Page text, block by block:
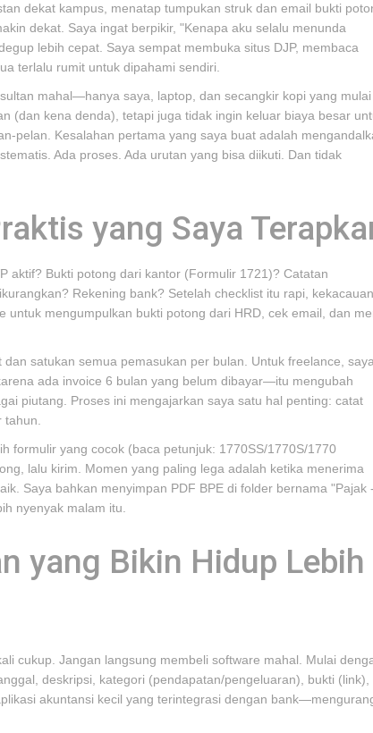
dekat kampus, menatap tumpukan struk dan email bukti
dekat. Saya ingat berpikir, "Kenapa aku selalu menunda
lebih cepat. Saya sempat membuka situs DJP, membaca
terlalu rumit untuk dipahami sendiri.
mahal—hanya saya, laptop, dan secangkir kopi yang mulai
(dan kena denda), tetapi juga tidak ingin keluar biaya besar
pelan. Kesalahan pertama yang saya buat adalah
Ada proses. Ada urutan yang bisa diikuti. Dan tidak
yang Saya
aktif? Bukti potong dari kantor (Formulir 1721)? Catatan
Rekening bank? Setelah checklist itu rapi, kekacauan
untuk mengumpulkan bukti potong dari HRD, cek email, dan
satukan semua pemasukan per bulan. Untuk freelance, saya
ada invoice 6 bulan yang belum dibayar—itu mengubah
piutang. Proses ini mengajarkan saya satu hal penting: catat
formulir yang cocok (baca petunjuk: 1770SS/1770S/1770
lalu kirim. Momen yang paling lega adalah ketika menerima
Saya bahkan menyimpan PDF BPE di folder bernama "Pajak -
nyenyak malam itu.
yang Bikin Hidup Lebih
cukup. Jangan langsung membeli software mahal. Mulai
deskripsi, kategori (pendapatan/pengeluaran), bukti (link),
akuntansi kecil yang terintegrasi dengan